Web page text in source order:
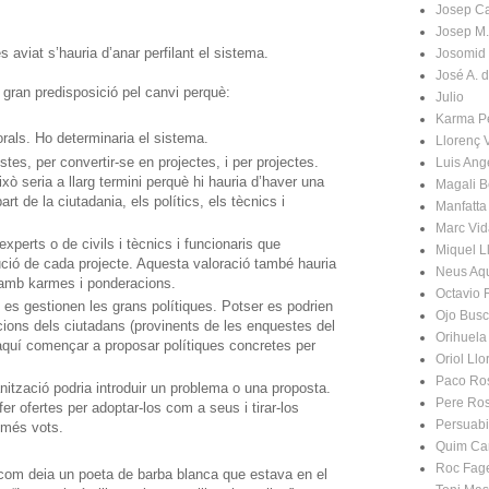
s’hauria d’anar perfilant el sistema.
predisposició pel canvi perquè:
Ho determinaria el sistema.
per convertir-se en projectes, i per projectes.
seria a llarg termini perquè hi hauria d’haver una
de la ciutadania, els polítics, els tècnics i
o de civils i tècnics i funcionaris que
de cada projecte. Aquesta valoració també hauria
karmes i ponderacions.
es gestionen les grans polítiques. Potser es podrien
dels ciutadans (provinents de les enquestes del
començar a proposar polítiques concretes per
podria introduir un problema o una proposta.
ofertes per adoptar-los com a seus i tirar-los
vots.
deia un poeta de barba blanca que estava en el
Josep
Josep
Josomid
José A.
Julio
Karma
Llorenç
Luis
Magali
Manfatta
Marc
Miquel
Neus
Octavio
Ojo
Orihuela
Oriol
Paco
Pere
Quim
Roc